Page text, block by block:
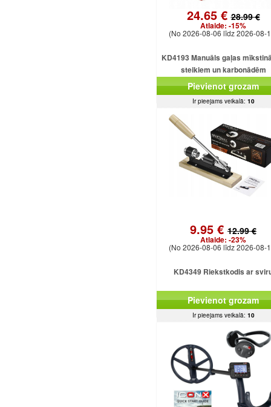
24.65 €28.99 €
Atlaide: -15%
(No 2026-08-06 līdz 2026-08-
KD4193 Manuāls gaļas
steikiem un karbonādēm
Pievienot grozam
Ir pieejams veikalā: 10
9.95 € 12.99 €
Atlaide: -23%
(No 2026-08-06 līdz 2026-08-
KD4349 Riekstkodis ar
Pievienot grozam
Ir pieejams veikalā: 10